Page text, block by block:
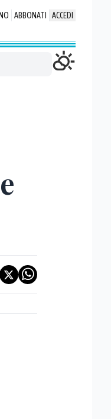
ABBONATI ACCEDI